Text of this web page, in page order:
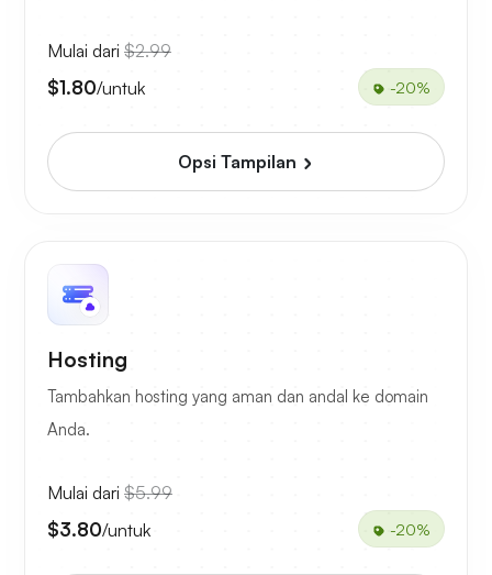
Mulai dari $2.99
$1.80/untuk -20%
Opsi Tampilan
Hosting
Tambahkan hosting yang aman dan andal ke domain
Anda.
Mulai dari $5.99
$3.80/untuk -20%